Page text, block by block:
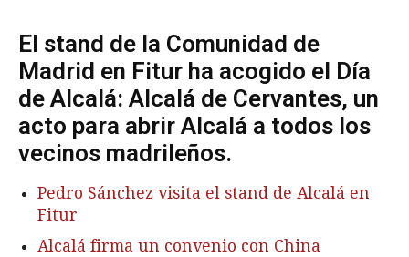
El stand de la Comunidad de
Madrid en Fitur ha acogido el Día
de Alcalá: Alcalá de Cervantes, un
acto para abrir Alcalá a todos los
vecinos madrileños.
Pedro Sánchez visita el stand de Alcalá en
Fitur
Alcalá firma un convenio con China